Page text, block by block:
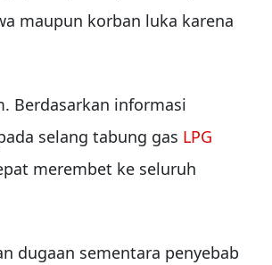
maupun korban luka karena
Berdasarkan informasi
selang tabung gas LPG
merembet ke seluruh
dugaan sementara penyebab